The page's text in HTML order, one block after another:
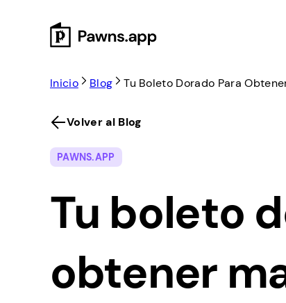
Inicio Blog Tu Boleto Dorado Para
Volver al Blog
PAWNS.APP
Tu boleto
obtener